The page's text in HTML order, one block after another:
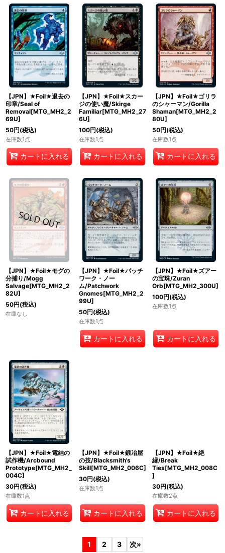
【JPN】★Foil★退去の
印章/Seal of
Removal[MTG_MH2_2
69U]
50円(税込)
在庫数1点
カートに入れる
【JPN】★Foil★スカー
ジの使い魔/Skirge
Familiar[MTG_MH2_27
6U]
100円(税込)
在庫数1点
カートに入れる
【JPN】★Foil★ゴリラ
のシャーマン/Gorilla
Shaman[MTG_MH2_2
80U]
50円(税込)
在庫数1点
カートに入れる
【JPN】★Foil★モグの
分捕り/Mogg
Salvage[MTG_MH2_2
82U]
50円(税込)
在庫なし
【JPN】★Foil★パッチ
ワーク・ノー
ム/Patchwork
Gnomes[MTG_MH2_2
99U]
50円(税込)
在庫数1点
カートに入れる
【JPN】★Foil★ズアー
の宝珠/Zuran
Orb[MTG_MH2_300U]
100円(税込)
在庫数1点
カートに入れる
【JPN】★Foil★電結の
試作機/Arcbound
Prototype[MTG_MH2_
004C]
30円(税込)
在庫数1点
カートに入れる
【JPN】★Foil★鍛冶屋
の技/Blacksmith's
Skill[MTG_MH2_006C]
30円(税込)
在庫数1点
カートに入れる
【JPN】★Foil★絶
縁/Break
Ties[MTG_MH2_008C
]
30円(税込)
在庫数2点
カートに入れる
1 2 3 次»